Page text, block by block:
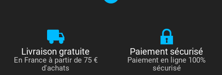
Livraison gratuite
En France à partir de 75 €
d'achats
Paiement sécurisé
Paiement en ligne 100%
sécurisé